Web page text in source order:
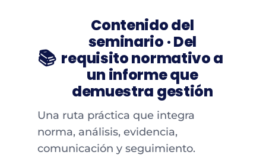
📚
Contenido del
seminario · Del
requisito normativo a
un informe que
demuestra gestión
Una ruta práctica que integra
norma, análisis, evidencia,
comunicación y seguimiento.